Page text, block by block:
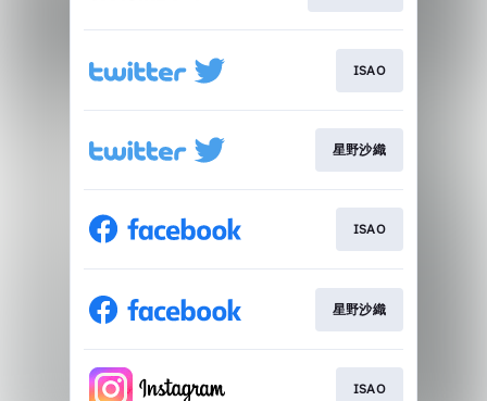
ISAO
星野沙織
ISAO
星野沙織
ISAO